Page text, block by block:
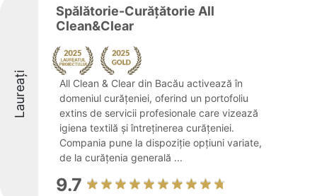
Laureați
Spălătorie-Curăţătorie All
Clean&Clear
All Clean & Clear din Bacău activează în
domeniul curățeniei, oferind un portofoliu
extins de servicii profesionale care vizează
igiena textilă și întreținerea curățeniei.
Compania pune la dispoziție opțiuni variate,
de la curățenia generală ...
9.7